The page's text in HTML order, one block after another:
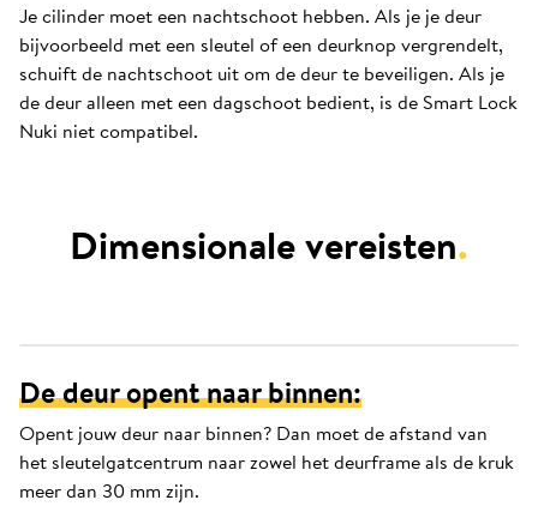
Je cilinder moet een nachtschoot hebben. Als je je deur
bijvoorbeeld met een sleutel of een deurknop vergrendelt,
schuift de nachtschoot uit om de deur te beveiligen. Als je
de deur alleen met een dagschoot bedient, is de Smart Lock
Nuki niet compatibel.
Dimensionale vereisten.
De deur opent naar binnen:
Opent jouw deur naar binnen? Dan moet de afstand van
het sleutelgatcentrum naar zowel het deurframe als de kruk
meer dan 30 mm zijn.